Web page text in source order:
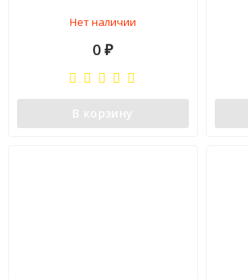
Нет наличии
0₽
В корзину